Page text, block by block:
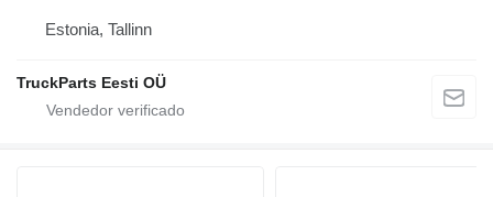
Estonia, Tallinn
TruckParts Eesti OÜ